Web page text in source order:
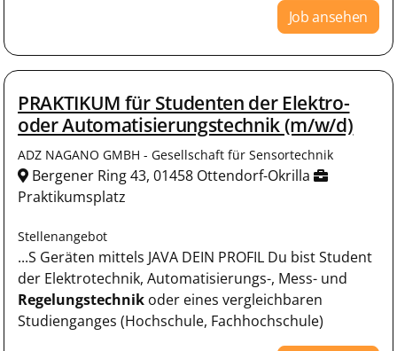
Job ansehen
PRAKTIKUM für Studenten der Elektro-
oder Automatisierungstechnik (m/w/d)
ADZ NAGANO GMBH - Gesellschaft für Sensortechnik
Bergener Ring 43, 01458 Ottendorf-Okrilla
Praktikumsplatz
Stellenangebot
...S Geräten mittels JAVA DEIN PROFIL Du bist Student
der Elektrotechnik, Automatisierungs-, Mess- und
Regelungstechnik oder eines vergleichbaren
Studienganges (Hochschule, Fachhochschule)